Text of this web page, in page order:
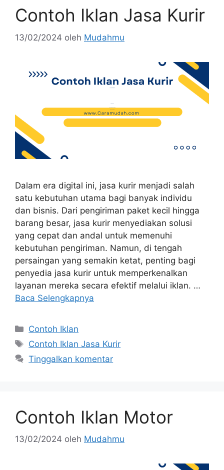
Contoh Iklan Jasa Kurir
13/02/2024 oleh Mudahmu
Dalam era digital ini, jasa kurir menjadi salah
satu kebutuhan utama bagi banyak individu
dan bisnis. Dari pengiriman paket kecil hingga
barang besar, jasa kurir menyediakan solusi
yang cepat dan andal untuk memenuhi
kebutuhan pengiriman. Namun, di tengah
persaingan yang semakin ketat, penting bagi
penyedia jasa kurir untuk memperkenalkan
layanan mereka secara efektif melalui iklan. …
Baca Selengkapnya
Contoh Iklan
Contoh Iklan Jasa Kurir
Tinggalkan komentar
Contoh Iklan Motor
13/02/2024 oleh Mudahmu